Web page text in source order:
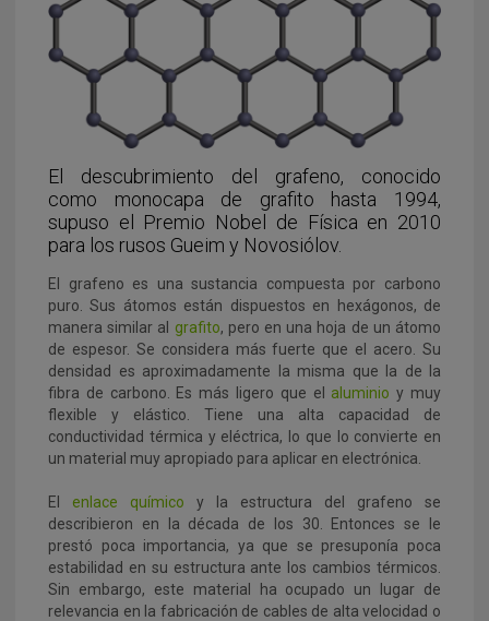
El descubrimiento del grafeno, conocido
como monocapa de grafito hasta 1994,
supuso el Premio Nobel de Física en 2010
para los rusos Gueim y Novosiólov.
El grafeno es una sustancia compuesta por carbono
puro. Sus átomos están dispuestos en hexágonos, de
manera similar al grafito, pero en una hoja de un átomo
de espesor. Se considera más fuerte que el acero. Su
densidad es aproximadamente la misma que la de la
fibra de carbono. Es más ligero que el aluminioy muy
flexible y elástico. Tiene una alta capacidad de
conductividad térmica y eléctrica, lo que lo convierte en
un material muy apropiado para aplicar en electrónica.
El enlace químico y la estructura del grafeno se
describieron en la década de los 30. Entonces se le
prestó poca importancia, ya que se presuponía poca
estabilidad en su estructura ante los cambios térmicos.
Sin embargo, este material ha ocupado un lugar de
relevancia en la fabricación de cables de alta velocidad o